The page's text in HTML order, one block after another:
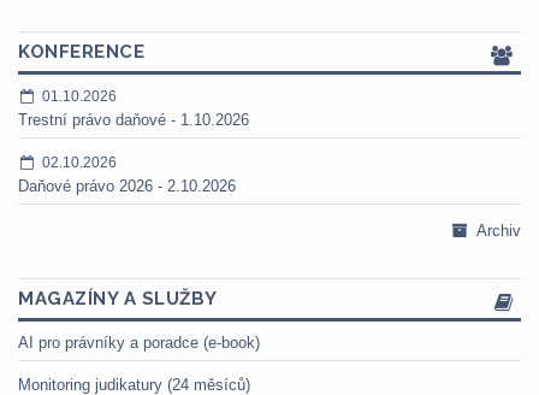
KONFERENCE
01.10.2026
Trestní právo daňové - 1.10.2026
02.10.2026
Daňové právo 2026 - 2.10.2026
Archiv
MAGAZÍNY A SLUŽBY
AI pro právníky a poradce (e-book)
Monitoring judikatury (24 měsíců)